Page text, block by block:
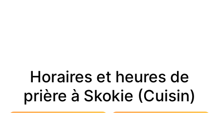
Horaires et heures de
prière à Skokie (Cuisin)